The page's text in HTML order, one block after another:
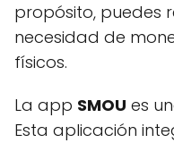
propósito, puedes
necesidad de
físicos.
La app SMOU es
Esta aplicación